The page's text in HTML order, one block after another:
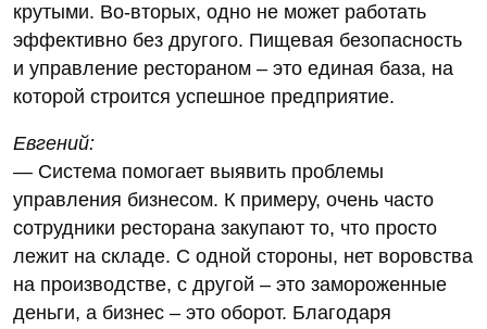
крутыми. Во-вторых, одно не может работать
эффективно без другого. Пищевая безопасность
и управление рестораном – это единая база, на
которой строится успешное предприятие.
Евгений:
— Система помогает выявить проблемы
управления бизнесом. К примеру, очень часто
сотрудники ресторана закупают то, что просто
лежит на складе. С одной стороны, нет воровства
на производстве, с другой – это замороженные
деньги, а бизнес – это оборот. Благодаря